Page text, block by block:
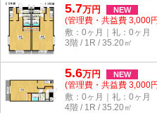
5.7万円 NEW
(管理費・共益費 3,000
敷：0ヶ月｜礼：0ヶ月
3階 / 1R / 35.20㎡
5.6万円 NEW
(管理費・共益費 3,000
敷：0ヶ月｜礼：0ヶ月
4階 / 1R / 35.20㎡